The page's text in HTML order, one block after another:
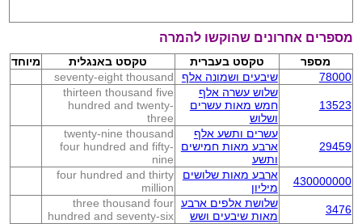
מספרים אחרונים שהוקשו להמרה
מספר טקסט בעברית טקסט באנגלית
מיוחד
78000
שיבעים ושמונה אלף seventy-eight thousand
13523
שלוש עשרה אלף
חמש מאות עשרים
ושלוש
thirteen thousand five
hundred and twenty-
three
29459
עשרים ותשע אלף
ארבע מאות חמישים
ותשע
twenty-nine thousand
four hundred and fifty-
nine
430000000
ארבע מאות שלושים
מיליון
four hundred and thirty
million
3476
שלושת אלפים ארבע
מאות שיבעים ושש
three thousand four
hundred and seventy-six